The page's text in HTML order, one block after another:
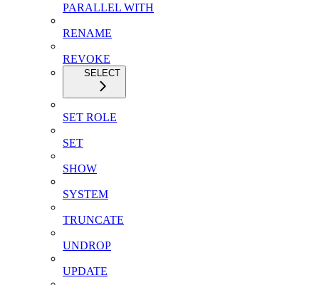
PARALLEL WITH
RENAME
REVOKE
SELECT
SET ROLE
SET
SHOW
SYSTEM
TRUNCATE
UNDROP
UPDATE